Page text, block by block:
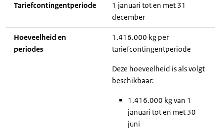
Tariefcontingentperiode
1 januari tot en met 31
december
Hoeveelheid en
periodes
1.416.000 kg per
tariefcontingentperiode
Deze hoeveelheid is als volgt
beschikbaar:
1.416.000 kg van 1
januari tot en met 30
juni